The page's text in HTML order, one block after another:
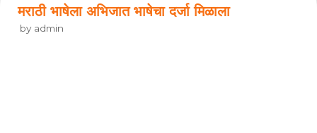
मराठी भाषेला अभिजात भाषेचा दर्जा मिळाला
by admin